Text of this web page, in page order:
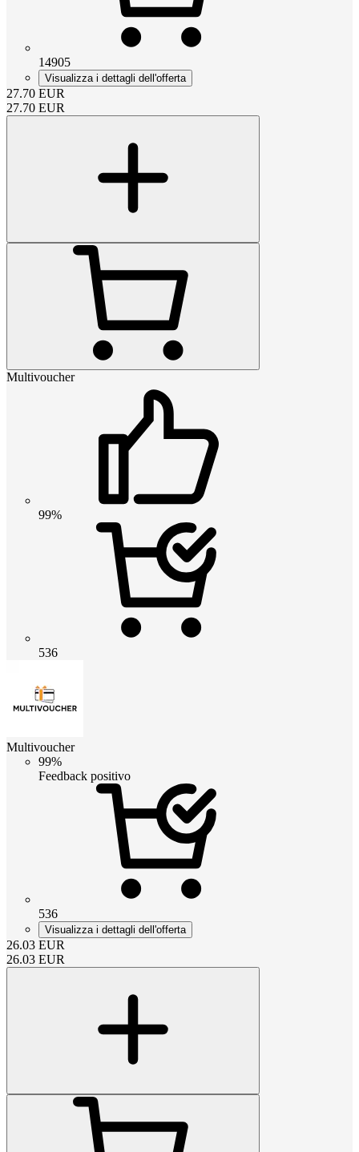
14905
Visualizza i dettagli dell'offerta
27.70 EUR
27.70 EUR
Multivoucher
99%
536
Multivoucher
99%
Feedback positivo
536
Visualizza i dettagli dell'offerta
26.03 EUR
26.03 EUR